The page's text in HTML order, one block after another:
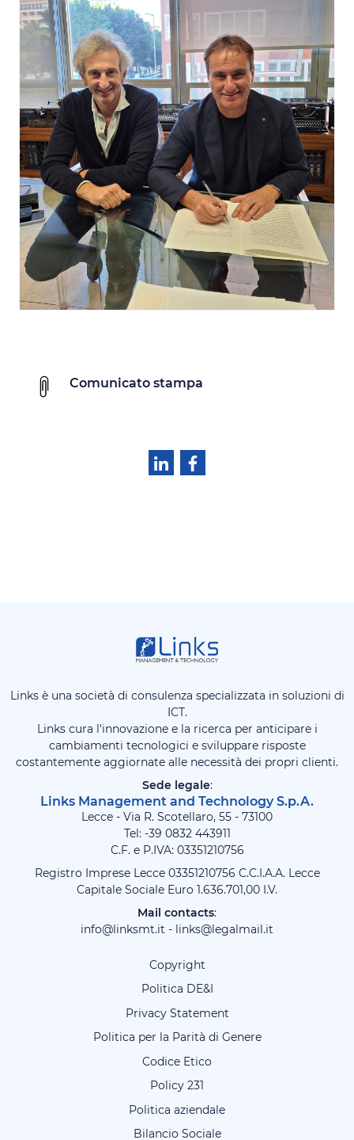
Comunicato stampa
Links è una società di consulenza specializzata in soluzioni di
ICT.
Links cura l'innovazione e la ricerca per anticipare i
cambiamenti tecnologici e sviluppare risposte
costantemente aggiornate alle necessità dei propri clienti.
Sede legale:
Links Management and Technology S.p.A.
Lecce - Via R. Scotellaro, 55 - 73100
Tel: -39 0832 443911
C.F. e P.IVA: 03351210756
Registro Imprese Lecce 03351210756 C.C.I.A.A. Lecce
Capitale Sociale Euro 1.636.701,00 I.V.
Mail contacts:
info@linksmt.it - links@legalmail.it
Copyright
Politica DE&I
Privacy Statement
Politica per la Parità di Genere
Codice Etico
Policy 231
Politica aziendale
Bilancio Sociale